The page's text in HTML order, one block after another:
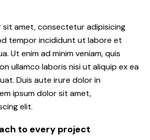
sit amet, consectetur adipisicing
tempor incididunt ut labore et
Ut enim ad minim veniam, quis
ullamco laboris nisi ut aliquip ex ea
Duis aute irure dolor in
ipsum dolor sit amet,
elit.
to every project